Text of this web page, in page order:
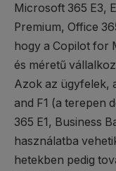
Microsoft 365 E3,
Premium, Office
hogy a Copilot for
és méretű
Azok az ügyfelek,
and F1 (a terepen
365 E1, Business
használatba
hetekben pedig